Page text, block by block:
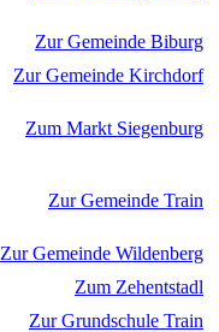
Zur Gemeinde Biburg
Zur Gemeinde Kirchdorf
Zum Markt Siegenburg
Zur Gemeinde Train
Zur Gemeinde Wildenberg
Zum Zehentstadl
Zur Grundschule Train